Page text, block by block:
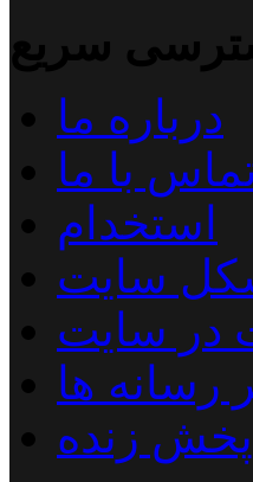
سریع
درباره ما
با ما
استخدام
سایت
در سایت
رسانه ها
پخش زنده